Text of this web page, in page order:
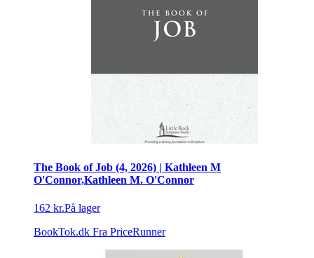
The Book of Job (4, 2026) | Kathleen M
O'Connor,Kathleen M. O'Connor
162 kr.På lager
BookTok.dk Fra PriceRunner